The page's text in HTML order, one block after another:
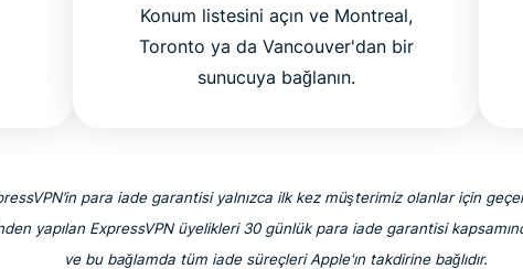
Konum listesini açın ve Montreal,
Toronto ya da Vancouver'dan bir
sunucuya bağlanın.
para iade garantisi yalnızca ilk kez müşterimiz olanlar için
yapılan ExpressVPN üyelikleri 30 günlük para iade garantisi
ve bu bağlamda tüm iade süreçleri Apple'ın takdirine bağlıdır.